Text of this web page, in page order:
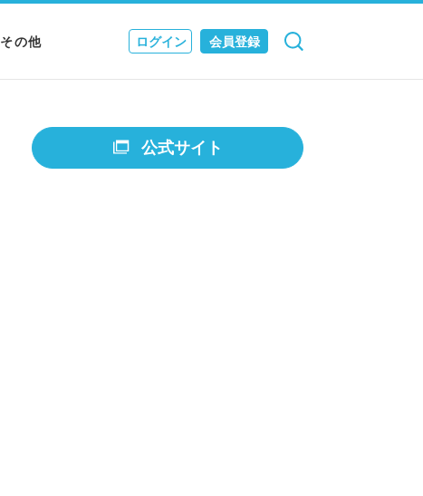
その他
NEWS & JOURNAL
ログイン 会員登録
検索 キャンセル
公式サイト